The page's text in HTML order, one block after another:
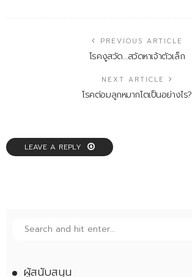
PREVIOUS ARTICLE
โรคงูสวัด…สวัดหาเจ้าตัวเล็ก
NEXT ARTICLE
โรคต่อมลูกหมากโตเป็นอย่างไร?
LEAVE A REPLY
ผู้สนับสนุน